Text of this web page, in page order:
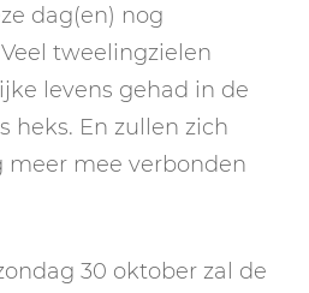
dag(en) nog
tweelingzielen
levens gehad in de
heks. En zullen zich
meer mee verbonden
30 oktober zal de